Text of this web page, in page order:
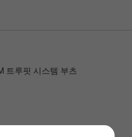
트루핏 시스템 부츠